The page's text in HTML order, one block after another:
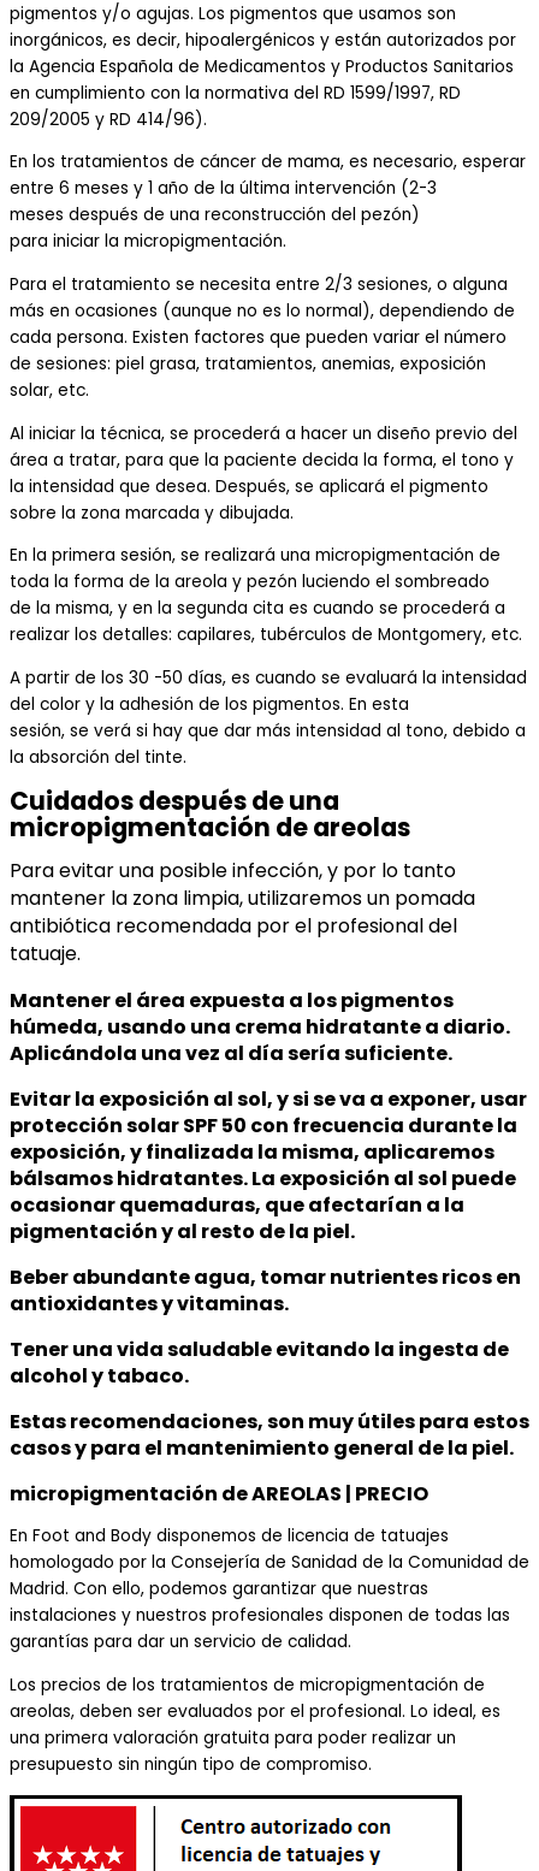
pigmentos y/o agujas. Los pigmentos que usamos son
inorgánicos, es decir, hipoalergénicos y están autorizados por
la Agencia Española de Medicamentos y Productos Sanitarios
en cumplimiento con la normativa del RD 1599/1997, RD
209/2005 y RD 414/96).
En los tratamientos de cáncer de mama, es necesario, esperar
entre 6 meses y 1 año de la última intervención (2-3
meses después de una reconstrucción del pezón)
para iniciar la micropigmentación.
Para el tratamiento se necesita entre 2/3 sesiones, o alguna
más en ocasiones (aunque no es lo normal), dependiendo de
cada persona. Existen factores que pueden variar el número
de sesiones: piel grasa, tratamientos, anemias, exposición
solar, etc.
Al iniciar la técnica, se procederá a hacer un diseño previo del
área a tratar, para que la paciente decida la forma, el tono y
la intensidad que desea. Después, se aplicará el pigmento
sobre la zona marcada y dibujada.
En la primera sesión, se realizará una micropigmentación de
toda la forma de la areola y pezón luciendo el sombreado
de la misma, y en la segunda cita es cuando se procederá a
realizar los detalles: capilares, tubérculos de Montgomery, etc.
A partir de los 30 -50 días, es cuando se evaluará la intensidad
del color y la adhesión de los pigmentos. En esta
sesión, se verá si hay que dar más intensidad al tono, debido a
la absorción del tinte.
Cuidados después de una
micropigmentación de areolas
Para evitar una posible infección, y por lo tanto
mantener la zona limpia, utilizaremos un pomada
antibiótica recomendada por el profesional del
tatuaje.
Mantener el área expuesta a los pigmentos
húmeda, usando una crema hidratante a diario.
Aplicándola una vez al día sería suficiente.
Evitar la exposición al sol, y si se va a exponer, usar
protección solar SPF 50 con frecuencia durante la
exposición, y finalizada la misma, aplicaremos
bálsamos hidratantes. La exposición al sol puede
ocasionar quemaduras, que afectarían a la
pigmentación y al resto de la piel.
Beber abundante agua, tomar nutrientes ricos en
antioxidantes y vitaminas.
Tener una vida saludable evitando la ingesta de
alcohol y tabaco.
Estas recomendaciones, son muy útiles para estos
casos y para el mantenimiento general de la piel.
micropigmentación de AREOLAS | PRECIO
En Foot and Body disponemos de licencia de tatuajes
homologado por la Consejería de Sanidad de la Comunidad de
Madrid. Con ello, podemos garantizar que nuestras
instalaciones y nuestros profesionales disponen de todas las
garantías para dar un servicio de calidad.
Los precios de los tratamientos de micropigmentación de
areolas, deben ser evaluados por el profesional. Lo ideal, es
una primera valoración gratuita para poder realizar un
presupuesto sin ningún tipo de compromiso.